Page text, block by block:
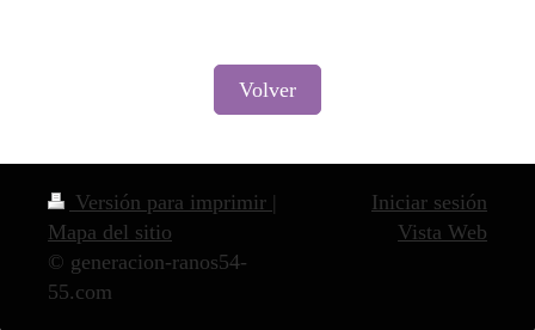
Volver
Versión para imprimir |
Mapa del sitio
© generacion-ranos54-
55.com
Iniciar sesión
Vista Web